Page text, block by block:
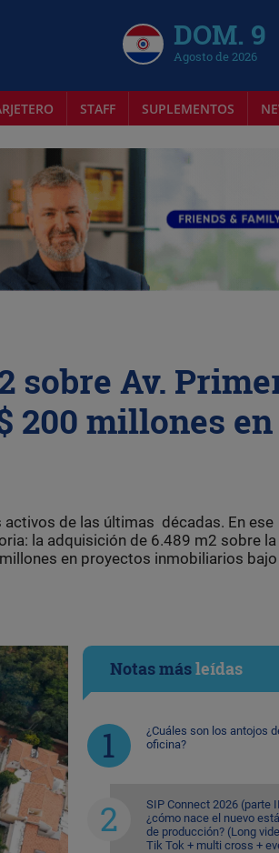
DOM. 9
Agosto de 2026
STAFF SUPLEMENTOS
sobre Av.
200 millones en
de las últimas décadas. En ese
la adquisición de 6.489 m2 sobre la
en proyectos inmobiliarios bajo
Notas másleídas
¿Cuáles son los antojos
oficina?
SIP Connect 2026 (parte
¿cómo nace el nuevo
de producción? (Long
Tik Tok + multi cross +